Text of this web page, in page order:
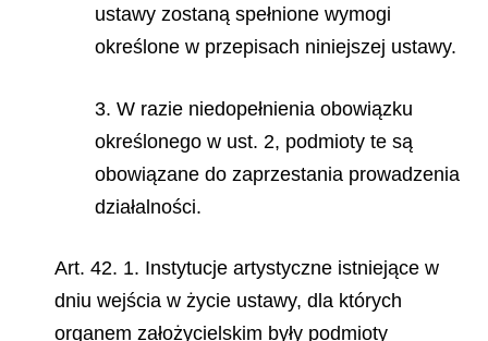
ustawy zostaną spełnione wymogi
określone w przepisach niniejszej ustawy.
3. W razie niedopełnienia obowiązku
określonego w ust. 2, podmioty te są
obowiązane do zaprzestania prowadzenia
działalności.
Art. 42. 1. Instytucje artystyczne istniejące w
dniu wejścia w życie ustawy, dla których
organem założycielskim były podmioty